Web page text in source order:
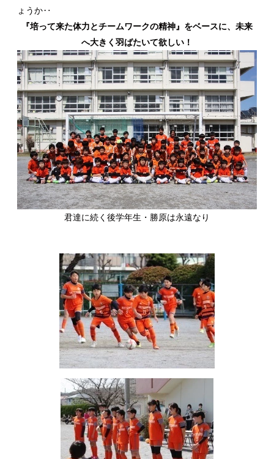
ょうか‥
『培って来た体力とチームワークの精神』をベースに、未来
へ大きく羽ばたいて欲しい！
君達に続く後学年生・勝原は永遠なり